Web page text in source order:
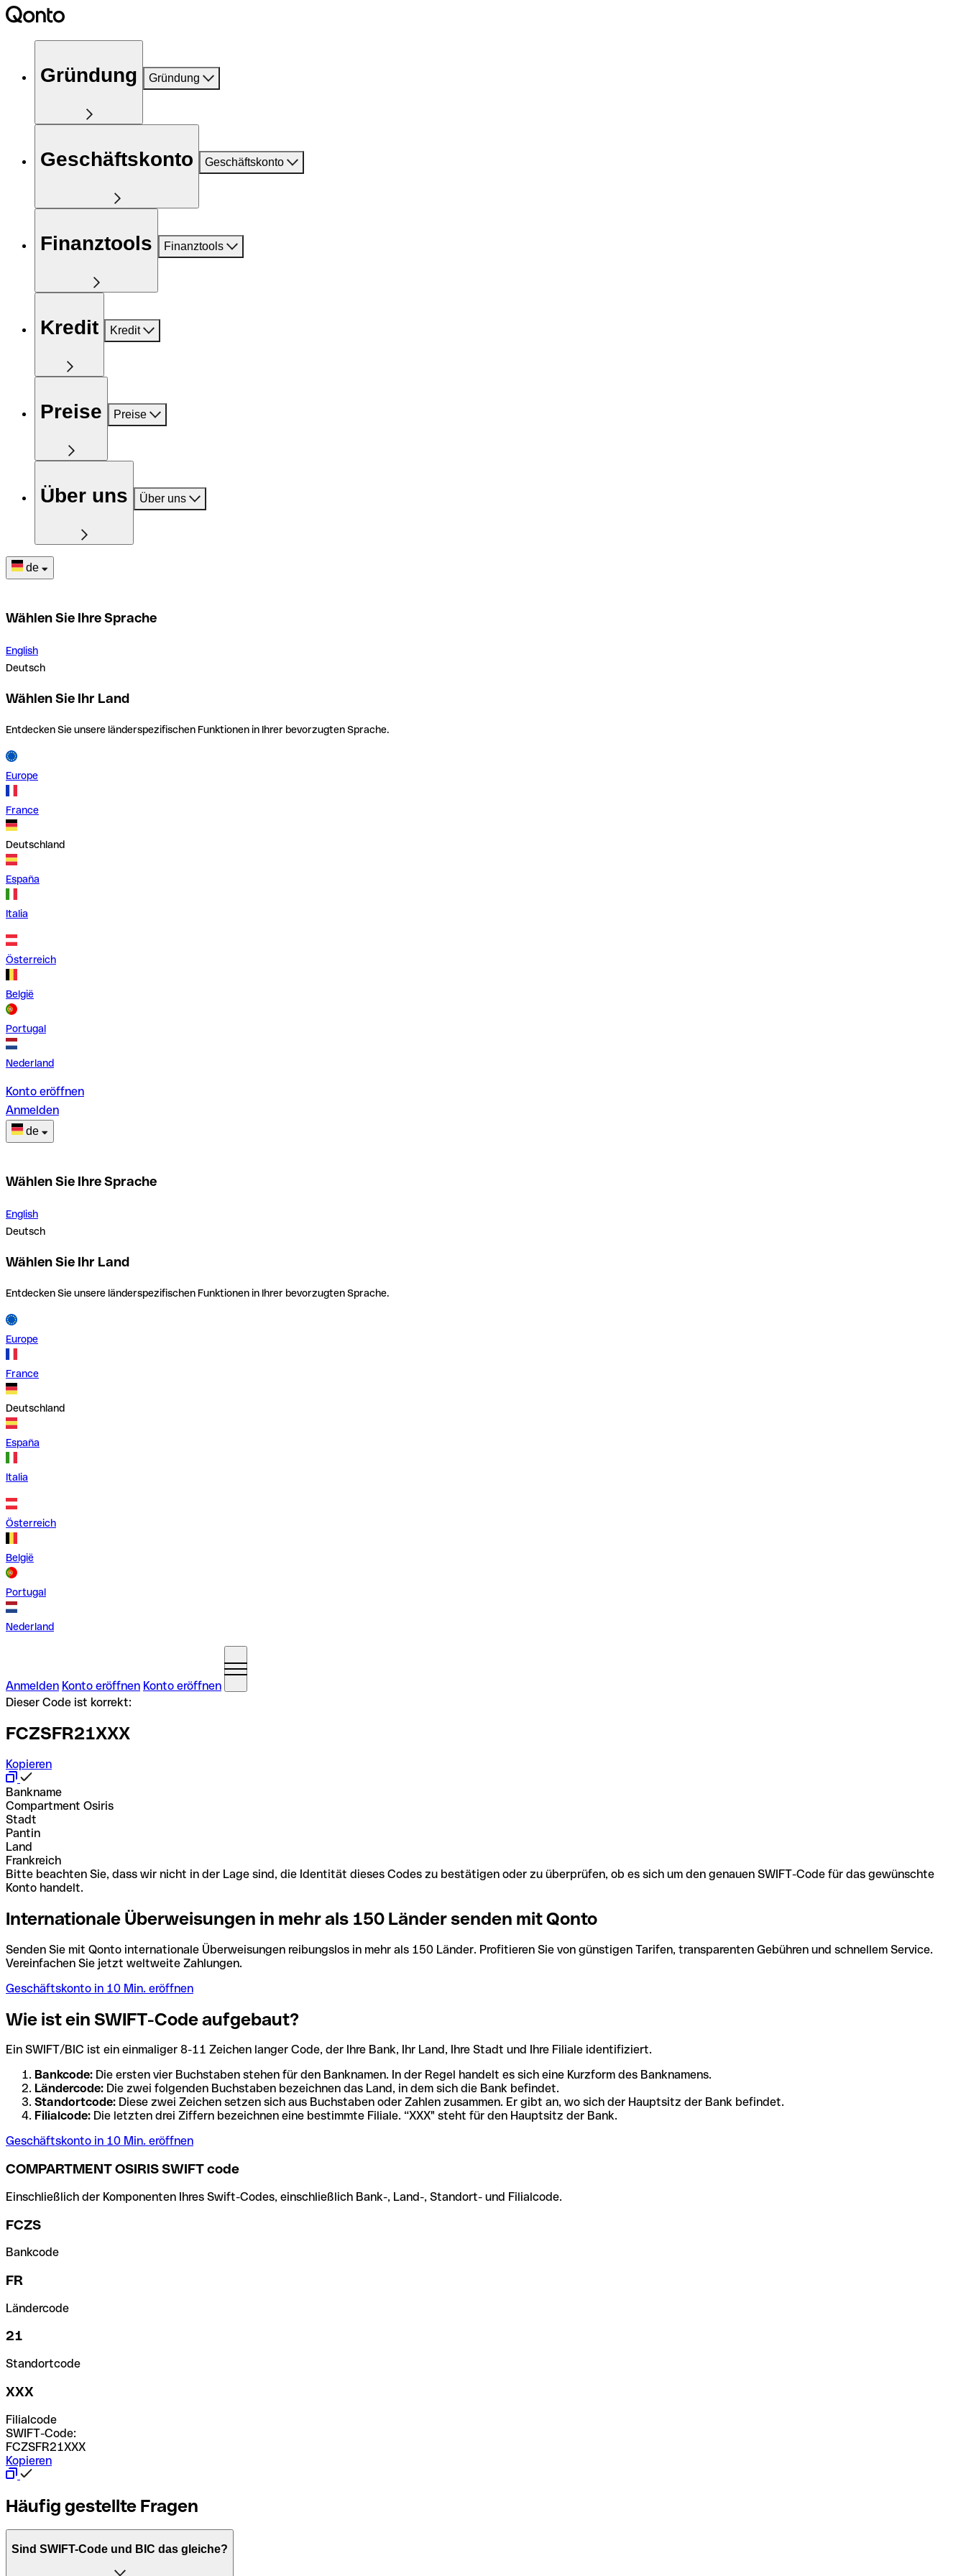
Gründung Gründung
Geschäftskonto Geschäftskonto
Finanztools Finanztools
Kredit Kredit
Preise Preise
Über uns Über uns
de
Wählen Sie Ihre Sprache
English
Deutsch
Wählen Sie Ihr Land
Entdecken Sie unsere länderspezifischen Funktionen in Ihrer bevorzugten Sprache.
Europe
France
Deutschland
España
Italia
Österreich
België
Portugal
Nederland
Konto eröffnen
Anmelden
de
Wählen Sie Ihre Sprache
English
Deutsch
Wählen Sie Ihr Land
Entdecken Sie unsere länderspezifischen Funktionen in Ihrer bevorzugten Sprache.
Europe
France
Deutschland
España
Italia
Österreich
België
Portugal
Nederland
Anmelden Konto eröffnen Konto eröffnen
Dieser Code ist korrekt:
FCZSFR21XXX
Kopieren
Bankname
Compartment Osiris
Stadt
Pantin
Land
Frankreich
Bitte beachten Sie, dass wir nicht in der Lage sind, die Identität dieses Codes zu bestätigen oder zu überprüfen, ob es sich um den genauen SWIFT-Code für das gewünschte
Konto handelt.
Internationale Überweisungen in mehr als 150 Länder senden mit Qonto
Senden Sie mit Qonto internationale Überweisungen reibungslos in mehr als 150 Länder. Profitieren Sie von günstigen Tarifen, transparenten Gebühren und schnellem Service.
Vereinfachen Sie jetzt weltweite Zahlungen.
Geschäftskonto in 10 Min. eröffnen
Wie ist ein SWIFT-Code aufgebaut?
Ein SWIFT/BIC ist ein einmaliger 8-11 Zeichen langer Code, der Ihre Bank, Ihr Land, Ihre Stadt und Ihre Filiale identifiziert.
Bankcode: Die ersten vier Buchstaben stehen für den Banknamen. In der Regel handelt es sich eine Kurzform des Banknamens.
Ländercode: Die zwei folgenden Buchstaben bezeichnen das Land, in dem sich die Bank befindet.
Standortcode: Diese zwei Zeichen setzen sich aus Buchstaben oder Zahlen zusammen. Er gibt an, wo sich der Hauptsitz der Bank befindet.
Filialcode: Die letzten drei Ziffern bezeichnen eine bestimmte Filiale. “XXX" steht für den Hauptsitz der Bank.
Geschäftskonto in 10 Min. eröffnen
COMPARTMENT OSIRIS SWIFT code
Einschließlich der Komponenten Ihres Swift-Codes, einschließlich Bank-, Land-, Standort- und Filialcode.
FCZS
Bankcode
FR
Ländercode
21
Standortcode
XXX
Filialcode
SWIFT-Code:
FCZSFR21XXX
Kopieren
Häufig gestellte Fragen
Sind SWIFT-Code und BIC das gleiche?